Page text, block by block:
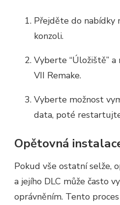
Přejděte do nabídky
konzoli.
Vyberte “Úložiště”
VII Remake.
Vyberte možnost
data, poté
Opětovná
Pokud vše ostatní selže,
a jejího DLC může často
oprávněním. Tento